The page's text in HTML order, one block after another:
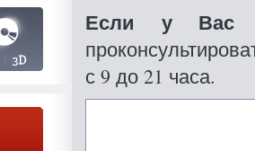
Если у Вас
с 9 до 21 часа.